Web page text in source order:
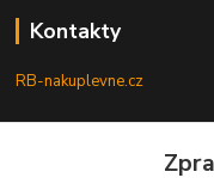
Kontakty
RB-nakuplevne.cz
+420 222722421